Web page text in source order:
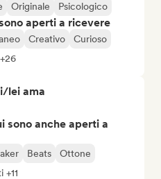
Originale Psicologico
aperti a ricevere
Creativo
Curioso
lei ama
sono anche aperti a
Beats
Ottone